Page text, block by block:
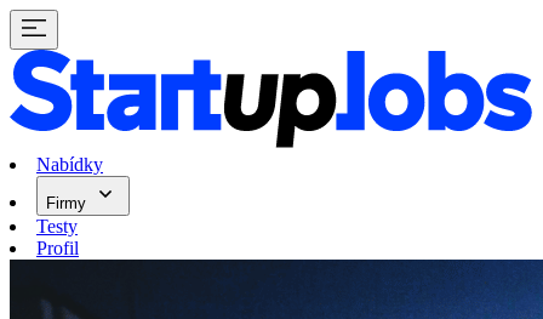
Nabídky
Firmy
Testy
Profil